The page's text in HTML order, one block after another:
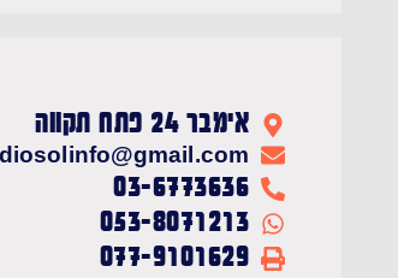
אימבר 24 פתח תקווה
03-6773636
053-8071213
077-9101629